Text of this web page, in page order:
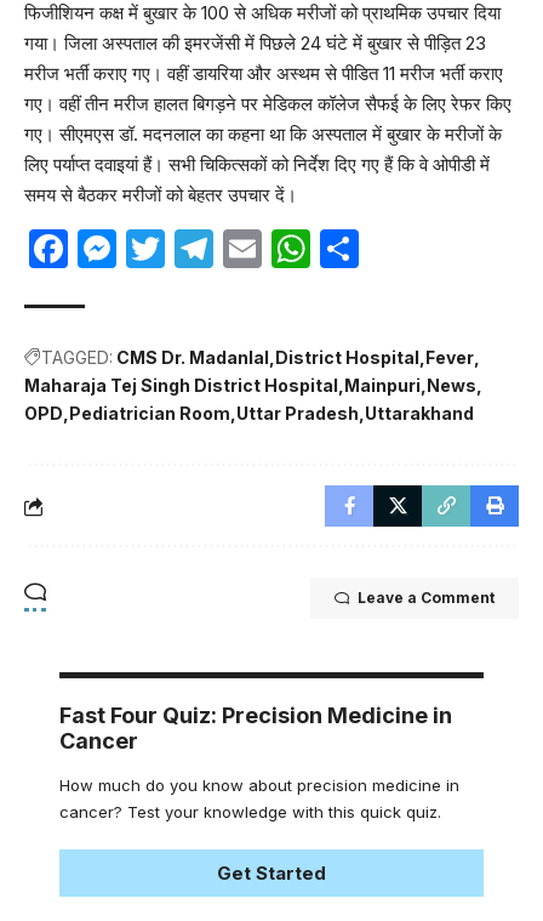
फिजीशियन कक्ष में बुखार के 100 से अधिक मरीजों को प्राथमिक उपचार दिया
गया। जिला अस्पताल की इमरजेंसी में पिछले 24 घंटे में बुखार से पीड़ित 23
मरीज भर्ती कराए गए। वहीं डायरिया और अस्थम से पीडित 11 मरीज भर्ती कराए
गए। वहीं तीन मरीज हालत बिगड़ने पर मेडिकल कॉलेज सैफई के लिए रेफर किए
गए। सीएमएस डॉ. मदनलाल का कहना था कि अस्पताल में बुखार के मरीजों के
लिए पर्याप्त दवाइयां हैं। सभी चिकित्सकों को निर्देश दिए गए हैं कि वे ओपीडी में
समय से बैठकर मरीजों को बेहतर उपचार दें।
Facebook
Messenger
Twitter
Telegram
EmailWhatsApp
TAGGED: CMS Dr. Madanlal District Hospital Fever
Maharaja Tej Singh District Hospital Mainpuri News
OPD Pediatrician Room Uttar Pradesh Uttarakhand
Leave a Comment
Fast Four Quiz: Precision Medicine in
Cancer
How much do you know about precision medicine in
cancer? Test your knowledge with this quick quiz.
Get Started